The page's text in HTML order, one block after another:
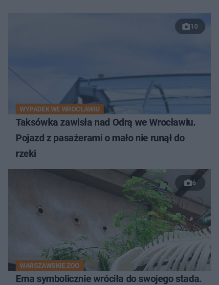
10
WYPADEK WE WROCŁAWIU
Taksówka zawisła nad Odrą we Wrocławiu.
Pojazd z pasażerami o mało nie runął do
rzeki
6
WARSZAWSKIE ZOO
Erna symbolicznie wróciła do swojego stada.